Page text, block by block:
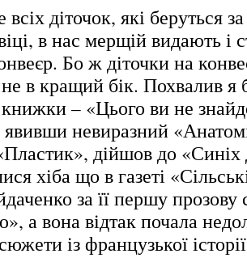
діточок, які беруться
в нас мерщій видають і
Бо ж діточки на
в кращий бік. Похвалив
– «Цього ви не
невиразний
дійшов до «Синіх
хіба що в газеті
за її першу
а вона відтак почала
із французької